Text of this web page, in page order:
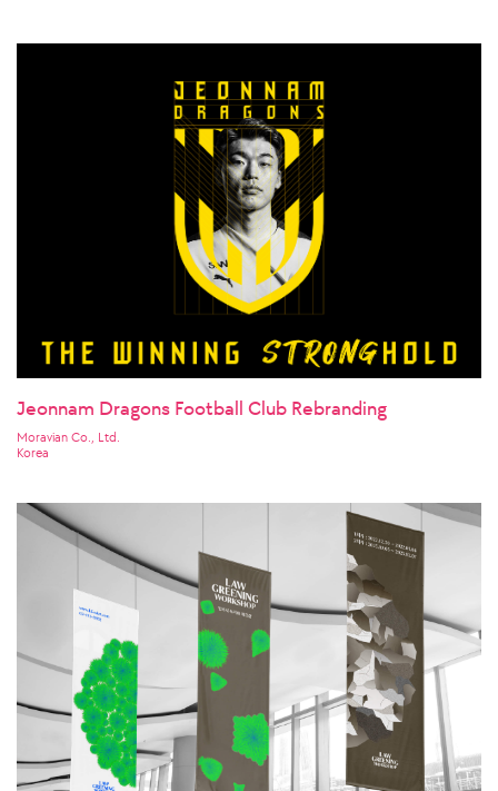
Jeonnam Dragons Football Club Rebranding
Moravian Co., Ltd.
Korea